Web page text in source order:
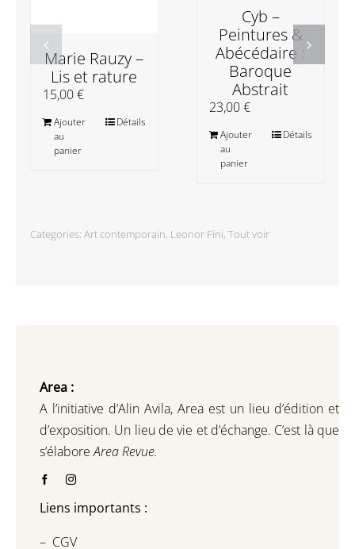
Marie Rauzy –
Lis et rature
15,00€
Ajouter
au
panier
Détails
Cyb –
Peintures &
Abécédaire :
Baroque
Abstrait
23,00€
Ajouter
au
panier
Détails
Categories: Art contemporain, Leonor Fini, Tout voir
Area :
A l’initiative d’Alin Avila, Area est un lieu d’édition et
d’exposition. Un lieu de vie et d’échange. C’est là que
s’élaboreArea Revue.
Liens importants :
– CGV